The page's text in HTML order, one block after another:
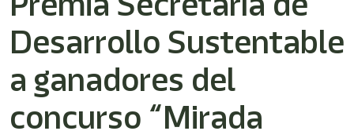
Este
acceso
directo
lector
de
pantalla
Desarrollo Sustentable
a ganadores del
concurso “Mirada